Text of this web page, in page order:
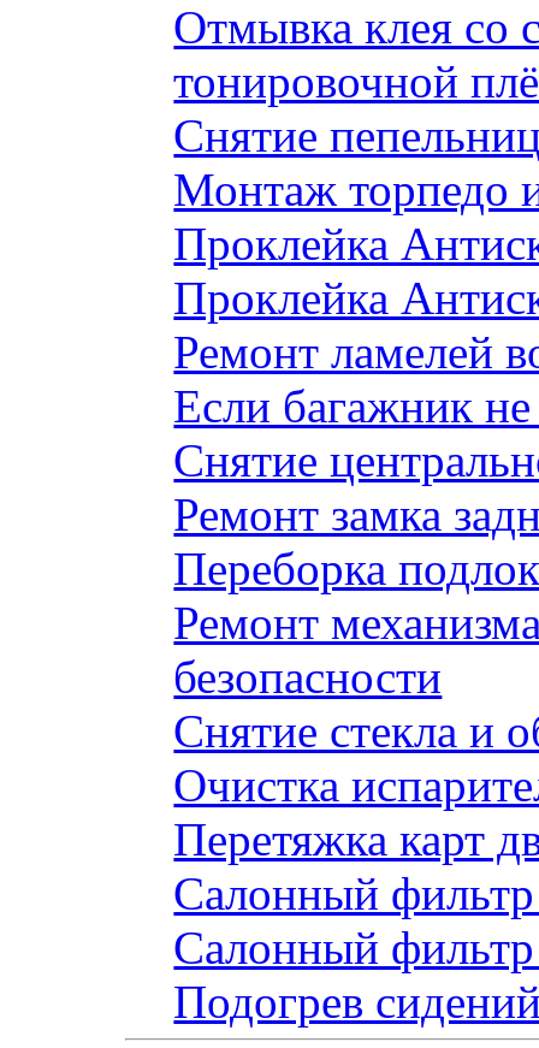
Отмывка клея со
тонировочной
Снятие
Монтаж торпедо
Проклейка
Проклейка
Ремонт ламелей
Если багажник
Снятие
Ремонт замка
Переборка
Ремонт
безопасности
Снятие стекла и
Очистка
Перетяжка карт
Салонный фильтр
Салонный фильтр
Подогрев